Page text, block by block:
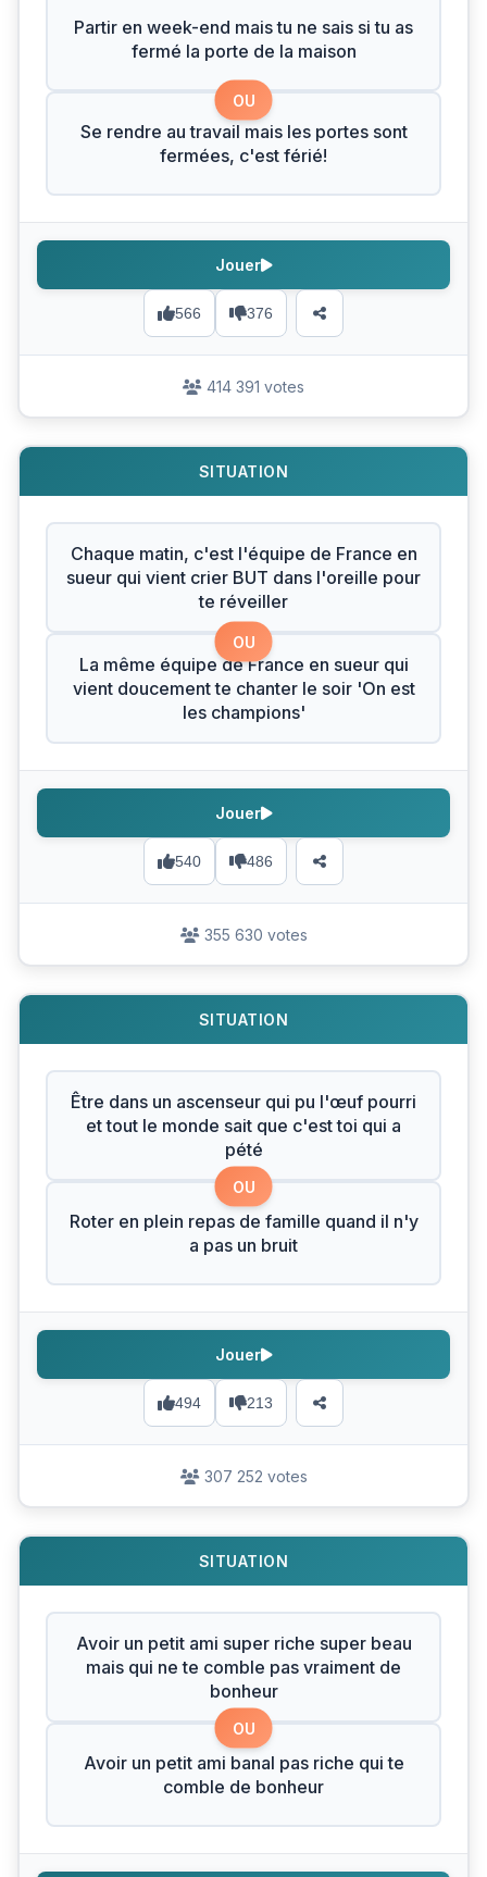
Partir en week-end mais tu ne sais si tu as
fermé la porte de la maison
OU
Se rendre au travail mais les portes sont
fermées, c'est férié!
566 376
Jouer
414 391 votes
SITUATION
Chaque matin, c'est l'équipe de France en
sueur qui vient crier BUT dans l'oreille pour
te réveiller
OU
La même équipe de France en sueur qui
vient doucement te chanter le soir 'On est
les champions'
540 486
Jouer
355 630 votes
SITUATION
Être dans un ascenseur qui pu l'œuf pourri
et tout le monde sait que c'est toi qui a
pété
OU
Roter en plein repas de famille quand il n'y
a pas un bruit
494 213
Jouer
307 252 votes
SITUATION
Avoir un petit ami super riche super beau
mais qui ne te comble pas vraiment de
bonheur
OU
Avoir un petit ami banal pas riche qui te
comble de bonheur